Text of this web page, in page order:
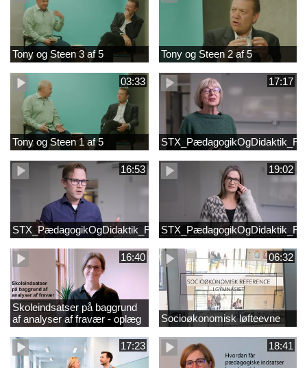
Tony og Steen 3 af 5 Tony og Steen 2 af 5
03:33
Tony og Steen 1 af 5
17:17
16:53
STX_PædagogikOgDidaktik_FilmB
19:02
16:40
Skoleindsatser på baggrund
af analyser af fravær - oplæg
ved Astrid Lundby, EVA
06:32
Socioøkonomisk løfteevne
17:23 18:41